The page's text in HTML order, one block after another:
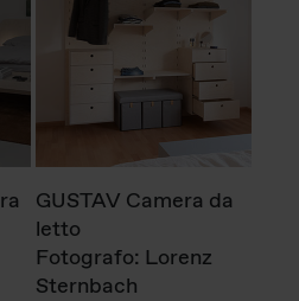
GUSTAV Camera da
letto
Fotografo: Lorenz
Sternbach